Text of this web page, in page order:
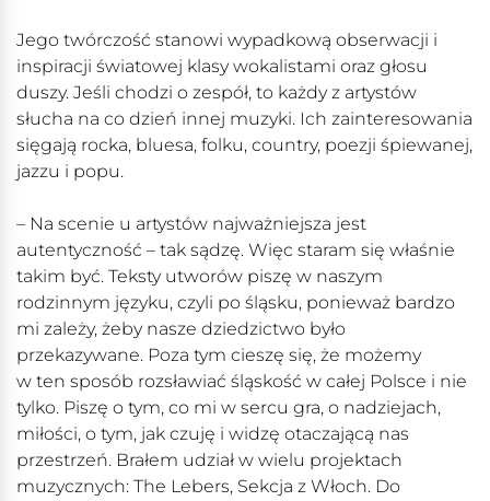
Jego twórczość stanowi wypadkową obserwacji i
inspiracji światowej klasy wokalistami oraz głosu
duszy. Jeśli chodzi o zespół, to każdy z artystów
słucha na co dzień innej muzyki. Ich zainteresowania
sięgają rocka, bluesa, folku, country, poezji śpiewanej,
jazzu i popu.
– Na scenie u artystów najważniejsza jest
autentyczność – tak sądzę. Więc staram się właśnie
takim być. Teksty utworów piszę w naszym
rodzinnym języku, czyli po śląsku, ponieważ bardzo
mi zależy, żeby nasze dziedzictwo było
przekazywane. Poza tym cieszę się, że możemy
w ten sposób rozsławiać śląskość w całej Polsce i nie
tylko. Piszę o tym, co mi w sercu gra, o nadziejach,
miłości, o tym, jak czuję i widzę otaczającą nas
przestrzeń. Brałem udział w wielu projektach
muzycznych: The Lebers, Sekcja z Włoch. Do